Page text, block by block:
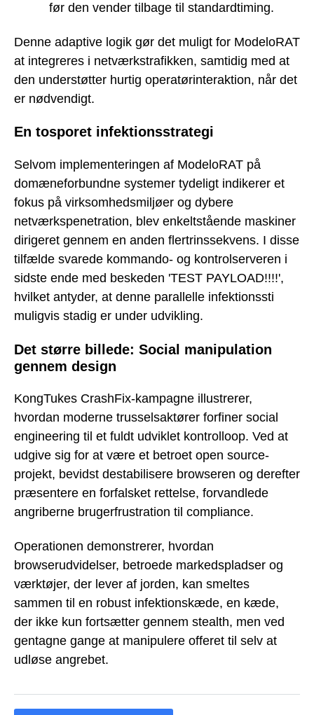
før den vender tilbage til standardtiming.
Denne adaptive logik gør det muligt for ModeloRAT
at integreres i netværkstrafikken, samtidig med at
den understøtter hurtig operatørinteraktion, når det
er nødvendigt.
En tosporet infektionsstrategi
Selvom implementeringen af ModeloRAT på
domæneforbundne systemer tydeligt indikerer et
fokus på virksomhedsmiljøer og dybere
netværkspenetration, blev enkeltstående maskiner
dirigeret gennem en anden flertrinssekvens. I disse
tilfælde svarede kommando- og kontrolserveren i
sidste ende med beskeden 'TEST PAYLOAD!!!!',
hvilket antyder, at denne parallelle infektionssti
muligvis stadig er under udvikling.
Det større billede: Social manipulation
gennem design
KongTukes CrashFix-kampagne illustrerer,
hvordan moderne trusselsaktører forfiner social
engineering til et fuldt udviklet kontrolloop. Ved at
udgive sig for at være et betroet open source-
projekt, bevidst destabilisere browseren og derefter
præsentere en forfalsket rettelse, forvandlede
angriberne brugerfrustration til compliance.
Operationen demonstrerer, hvordan
browserudvidelser, betroede markedspladser og
værktøjer, der lever af jorden, kan smeltes
sammen til en robust infektionskæde, en kæde,
der ikke kun fortsætter gennem stealth, men ved
gentagne gange at manipulere offeret til selv at
udløse angrebet.